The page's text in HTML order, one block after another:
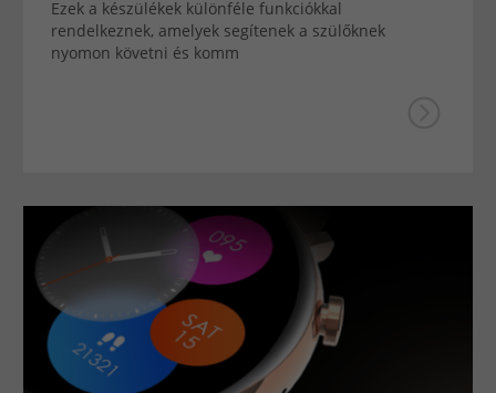
Ezek a készülékek különféle funkciókkal
rendelkeznek, amelyek segítenek a szülőknek
nyomon követni és komm